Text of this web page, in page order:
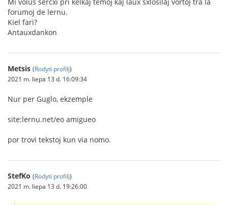
forumoj de lernu.
Kiel fari?
Antauxdankon
Metsis (Rodyti profilį)
2021 m. liepa 13 d. 16:09:34
Nur per Guglo, ekzemple
site:lernu.net/eo amigueo
por trovi tekstoj kun via nomo.
StefKo (Rodyti profilį)
2021 m. liepa 13 d. 19:26:00